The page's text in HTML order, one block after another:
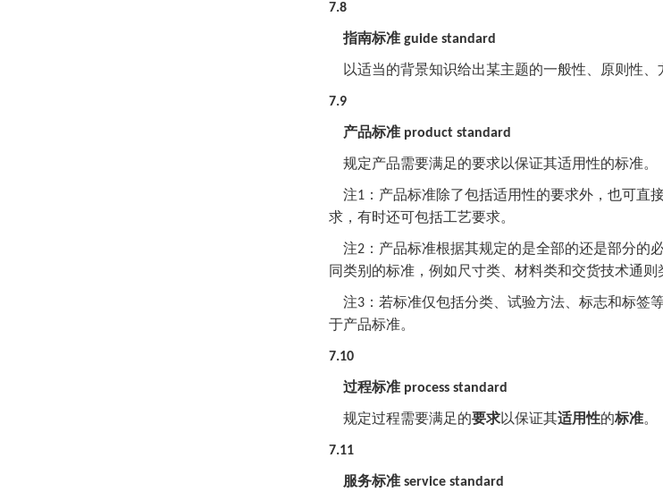
7.8
指南标准 guide standard
以适当的背景知识给出某主题的一般性、原则性
7.9
产品标准 product standard
规定产品需要满足的要求以保证其适用性的标准。
注1 ：产品标准除了包括适用性的要求外，也可
求，有时还可包括工艺要求。
注2 ：产品标准根据其规定的是全部的还是部分
同类别的标准，例如尺寸类、材料类和交货技术通则
注3 ：若标准仅包括分类、试验方法、标志和标
于产品标准。
7.10
过程标准 process standard
规定过程需要满足的要求以保证其适用性的标准。
7.11
服务标准 service standard